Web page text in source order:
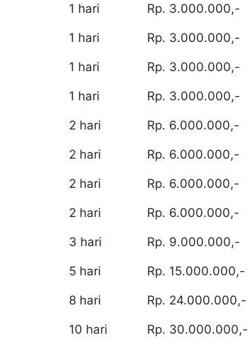
1 hari Rp. 3.000.000,-
1 hari Rp. 3.000.000,-
1 hari Rp. 3.000.000,-
1 hari Rp. 3.000.000,-
2 hari Rp. 6.000.000,-
2 hari Rp. 6.000.000,-
2 hari Rp. 6.000.000,-
2 hari Rp. 6.000.000,-
3 hari Rp. 9.000.000,-
5 hari Rp. 15.000.000,-
8 hari Rp. 24.000.000,-
10 hari Rp. 30.000.000,-